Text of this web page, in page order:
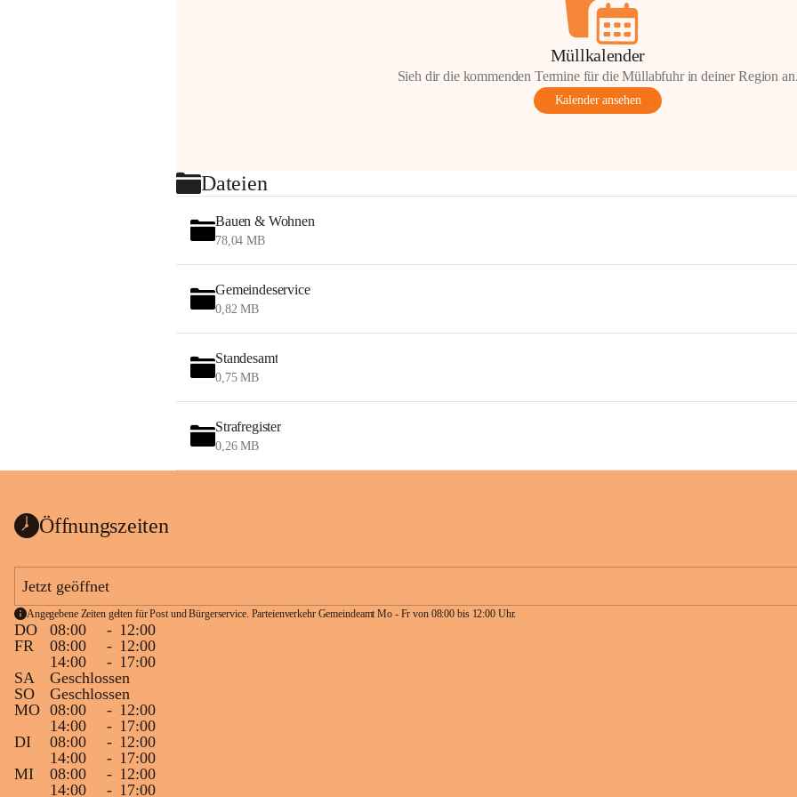
Müllkalender
Sieh dir die kommenden Termine für die Müllabfuhr in deiner Region
Kalender ansehen
Dateien
Bauen & Wohnen
78,04 MB
Gemeindeservice
0,82 MB
Standesamt
0,75 MB
Strafregister
0,26 MB
Öffnungszeiten
Jetzt geöffnet
Angegebene Zeiten gelten für Post und Bürgerservice. Parteienverkehr Gemeindeamt Mo - Fr von 08:00 bis 12:00 Uhr.
DO 08:00 - 12:00
FR
08:00 - 12:00
14:00
- 17:00
SA
Geschlossen
SO
Geschlossen
MO 08:00 - 12:00
14:00
- 17:00
DI
08:00 - 12:00
14:00
- 17:00
MI
08:00 - 12:00
14:00
- 17:00